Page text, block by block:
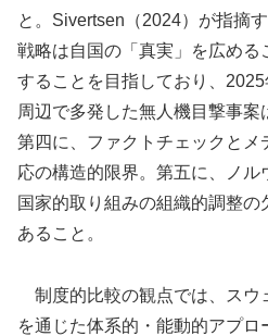
と。Sivertsen（2024）が指摘
戦略は自国の「真実」を広める
することを目指しており、
周辺で多発した無人機目撃事案
第四に、ファクトチェックと
応の構造的限界。第五に、ノ
国家的取り組みの組織的調整
あること。
制度的比較の観点では、スウ
を通じた体系的・能動的アプ